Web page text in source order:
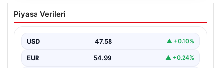
Dış Mekan Mimarisinde Konfor ve
bahçe mutfağı Çözümleri
köşelerinden biri gelmiştir. Yeşille bütünleşik…
Piyasa Verileri
USD 47.58 ▲ +0.10%
EUR 54.99 ▲ +0.24%